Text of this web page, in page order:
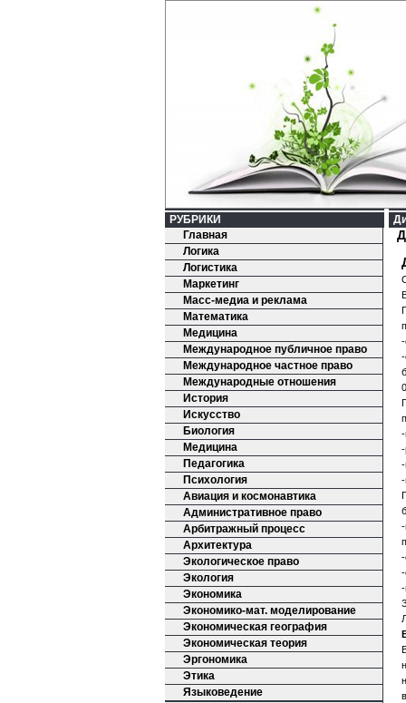
РУБРИКИ
Главная
Логика
Логистика
Маркетинг
Масс-медиа и реклама
Математика
Медицина
Международное публичное право
Международное частное право
Международные отношения
История
Искусство
Биология
Медицина
Педагогика
Психология
Авиация и космонавтика
Административное право
Арбитражный процесс
Архитектура
Экологическое право
Экология
Экономика
Экономико-мат. моделирование
Экономическая география
Экономическая теория
Эргономика
Этика
Языковедение